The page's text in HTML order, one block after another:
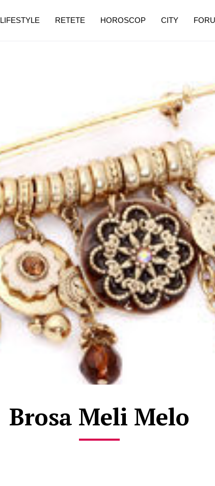
Brosa Meli Melo
LIFESTYLE RETETE HOROSCOP CITY
pe măsură ce înaintezi în vârstă